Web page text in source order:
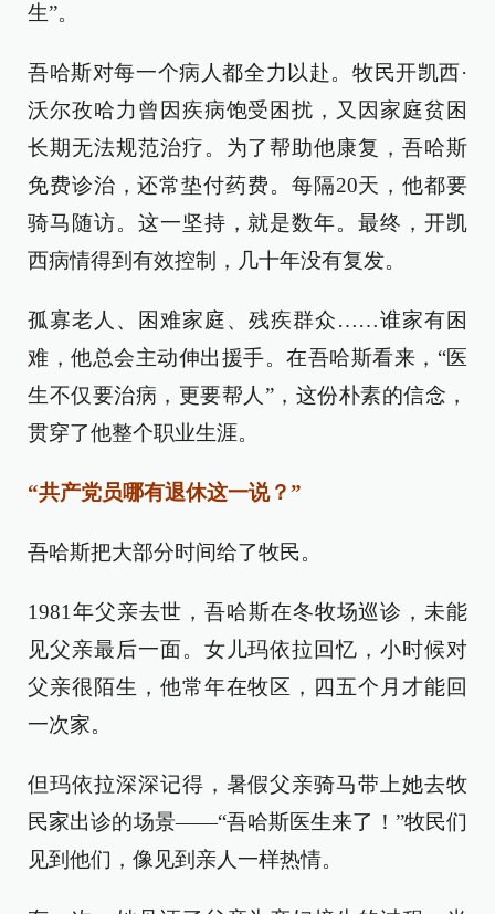
生”。
吾哈斯对每一个病人都全力以赴。牧民开凯西·
沃尔孜哈力曾因疾病饱受困扰，又因家庭贫困
长期无法规范治疗。为了帮助他康复，吾哈斯
免费诊治，还常垫付药费。每隔20天，他都要
骑马随访。这一坚持，就是数年。最终，开凯
西病情得到有效控制，几十年没有复发。
孤寡老人、困难家庭、残疾群众……谁家有困
难，他总会主动伸出援手。在吾哈斯看来，“医
生不仅要治病，更要帮人”，这份朴素的信念，
贯穿了他整个职业生涯。
“共产党员哪有退休这一说？”
吾哈斯把大部分时间给了牧民。
1981年父亲去世，吾哈斯在冬牧场巡诊，未能
见父亲最后一面。女儿玛依拉回忆，小时候对
父亲很陌生，他常年在牧区，四五个月才能回
一次家。
但玛依拉深深记得，暑假父亲骑马带上她去牧
民家出诊的场景——“吾哈斯医生来了！”牧民们
见到他们，像见到亲人一样热情。